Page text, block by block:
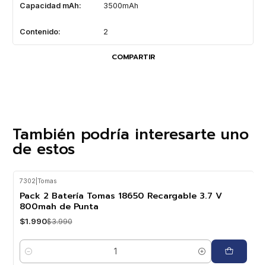
Capacidad mAh: 3500mAh
Contenido: 2
COMPARTIR
También podría interesarte uno
de estos
7302 Tomas
Pack 2 Batería Tomas 18650 Recargable 3.7 V
800mah de Punta
$1.990$3.990
Cantidad